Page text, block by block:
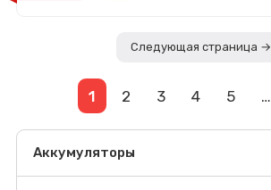
Следующая страница →
1 2 3 4 5 …
Аккумуляторы